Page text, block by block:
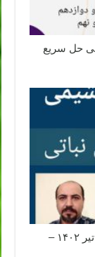
حل سریع
شیمی کنکور نباتی – سوال ۸۶ کنکور تجربی تیر ۱۴۰۲ –